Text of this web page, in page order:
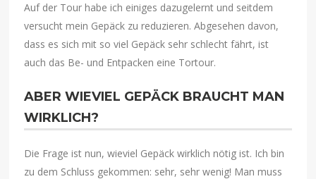
Auf der Tour habe ich einiges dazugelernt und seitdem
versucht mein Gepäck zu reduzieren. Abgesehen davon,
dass es sich mit so viel Gepäck sehr schlecht fährt, ist
auch das Be- und Entpacken eine Tortour.
ABER WIEVIEL GEPÄCK BRAUCHT MAN
WIRKLICH?
Die Frage ist nun, wieviel Gepäck wirklich nötig ist. Ich bin
zu dem Schluss gekommen: sehr, sehr wenig! Man muss